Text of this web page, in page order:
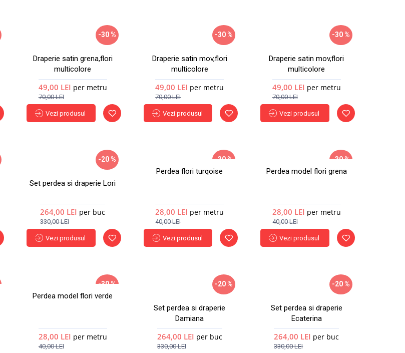
-30 %
Draperie satin grena,flori
multicolore
49,00 LEI per metru
70,00 LEI
Vezi produsul
-30 %
Draperie satin mov,flori
multicolore
49,00 LEI per metru
70,00 LEI
Vezi produsul
-30 %
Draperie satin mov,flori
multicolore
49,00 LEI per metru
70,00 LEI
Vezi produsul
-20 %
Set perdea si draperie Lori
264,00 LEI per buc
330,00 LEI
Vezi produsul
-30 %
Perdea flori turqoise
28,00 LEI per metru
40,00 LEI
Vezi produsul
-30 %
Perdea model flori grena
28,00 LEI per metru
40,00 LEI
Vezi produsul
-30 %
Perdea model flori verde
28,00 LEI per metru
40,00 LEI
-20 %
Set perdea si draperie
Damiana
264,00 LEI per buc
330,00 LEI
-20 %
Set perdea si draperie
Ecaterina
264,00 LEI per buc
330,00 LEI